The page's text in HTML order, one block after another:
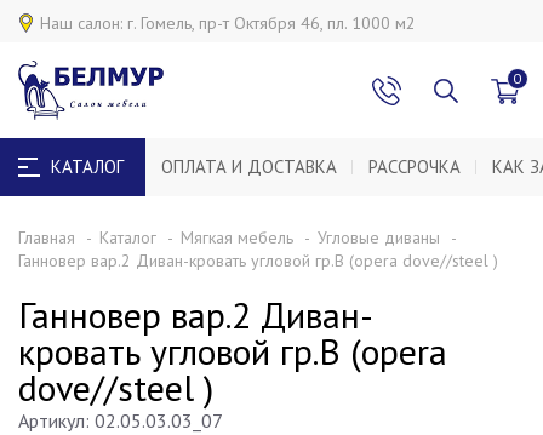
0
КАТАЛОГ ОПЛАТА И ДОСТАВКА РАССРОЧКА КАК
Главная Каталог Мягкая мебель
Угловые диваны
Ганновер вар.2 Диван-кровать угловой гр.B (opera dove//steel )
Ганновер вар.2 Диван-
кровать угловой гр.B (opera
dove//steel )
Артикул: 02.05.03.03_07